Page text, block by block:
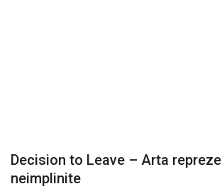
Decision to Leave – Arta
neimplinite